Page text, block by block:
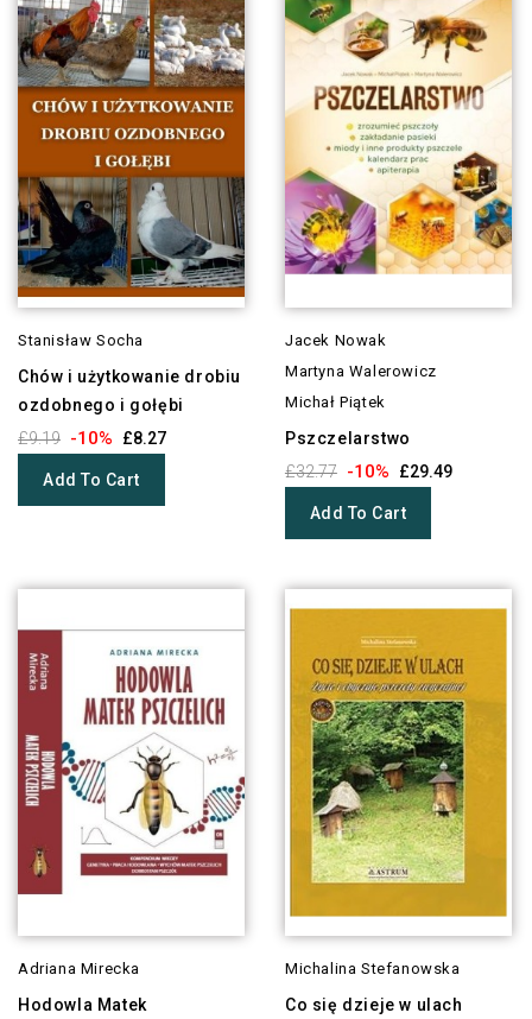
Stanisław Socha
Chów i użytkowanie drobiu
ozdobnego i gołębi
£9.19 -10% £8.27
Add To Cart
Jacek Nowak
Martyna Walerowicz
Michał Piątek
Pszczelarstwo
£32.77 -10% £29.49
Add To Cart
Adriana Mirecka
Hodowla Matek
Michalina Stefanowska
Co się dzieje w ulach